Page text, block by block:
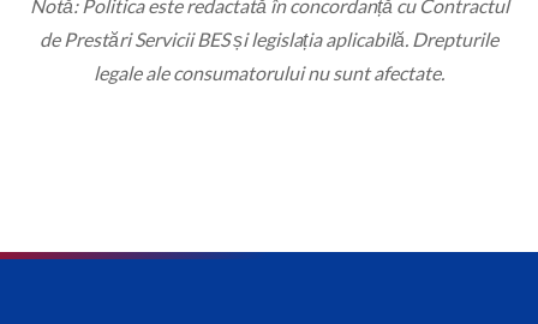
Notă: Politica este redactată în concordanță cu Contractul
de Prestări Servicii BES și legislația aplicabilă. Drepturile
legale ale consumatorului nu sunt afectate.